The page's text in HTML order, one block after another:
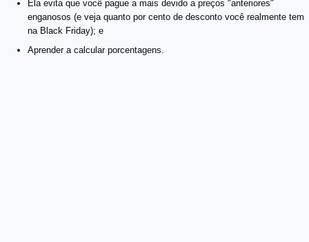
Ela evita que você pague a mais devido a preços "anteriores"
enganosos (e veja quanto por cento de desconto você realmente tem
na Black Friday); e
Aprender a calcular porcentagens.